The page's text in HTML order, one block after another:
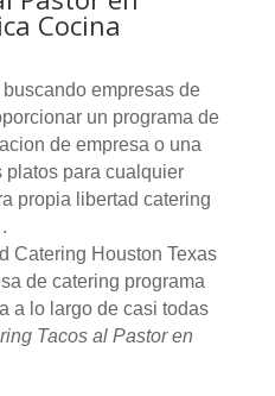
Cocina
empresas de
un programa de
de empresa o una
platos para cualquier
propia libertad catering
Catering Houston Texas
de catering programa
a lo largo de casi todas
Tacos al Pastor en